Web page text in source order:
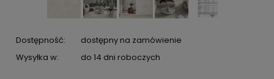
Dostępność:
dostępny na zamówienie
Wysyłka w:
do 14 dni roboczych